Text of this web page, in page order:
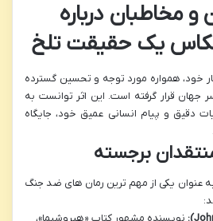
مخاطبان درباره
یک حقیقت تلخ
خود، همواره مورد توجه و تحسین گسترده
جهان قرار گرفته است. این اثر توانست به
دقیق و پیام انسانی عمیق خود، جایگاه
برجسته
به عنوان یکی از مهم ترین رمان های ضد جنگ